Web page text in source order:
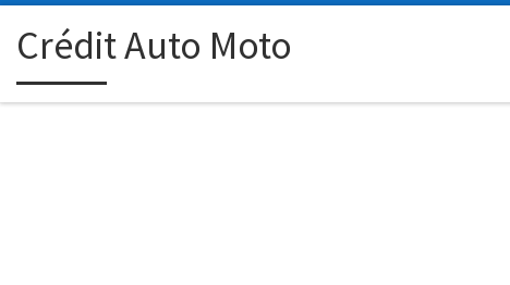
Passer au contenu
Crédit Auto Moto